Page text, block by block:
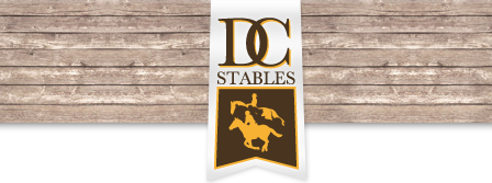
Huvudmeny
HOPPA TILL HUVUDINNEHÅLL
HOPPA TILL SEKUNDÄRT INNEHÅLL